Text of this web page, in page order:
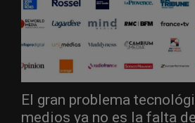
El gran problema
medios ya no es la falta